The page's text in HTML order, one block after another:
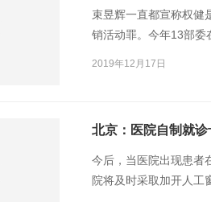
束昱辉一直都宣称权健
销活动罪。今年13部委
2019年12月17日
北京：医院自制就
今后，当医院出现患者
院将及时采取加开人工